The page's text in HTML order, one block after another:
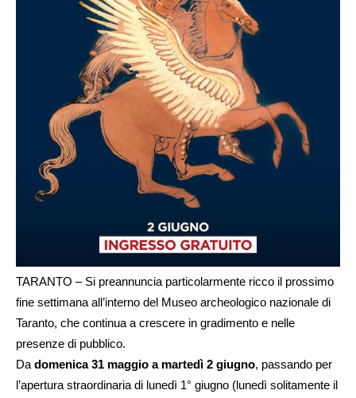
TARANTO – Si preannuncia particolarmente ricco il prossimo
fine settimana all’interno del Museo archeologico nazionale di
Taranto, che continua a crescere in gradimento e nelle
presenze di pubblico.
Da domenica 31 maggio a martedì 2 giugno, passando per
l’apertura straordinaria di lunedì 1° giugno (lunedì solitamente il